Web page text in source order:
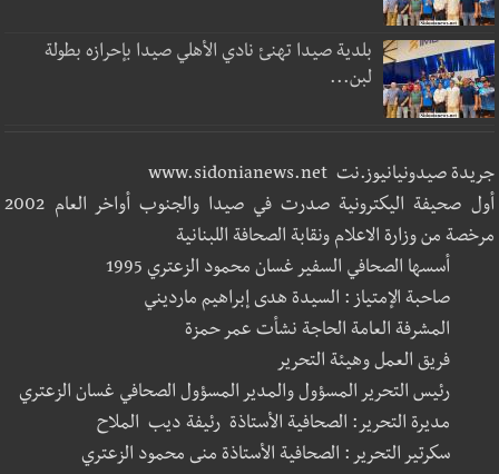
بلدية صيدا تهنئ نادي الأهلي صيدا بإحرازه بطولة
لبن...
جريدة صيدونيانيوز.نت www.sidonianews.net
أول صحيفة اليكترونية صدرت في صيدا والجنوب أواخر العام 2002
مرخصة من وزارة الاعلام ونقابة الصحافة اللبنانية
أسسها الصحافي السفير غسان محمود الزعتري 1995
صاحبة الإمتياز : السيدة هدى إبراهيم مارديني
المشرفة العامة الحاجة نشأت عمر حمزة
فريق العمل وهيئة التحرير
رئيس التحرير المسؤول والمدير المسؤول الصحافي غسان الزعتري
مديرة التحرير: الصحافية الأستاذة رئيفة ديب الملاح
سكرتير التحرير : الصحافية الأستاذة منى محمود الزعتري